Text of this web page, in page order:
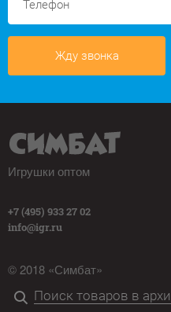
Жду звонка
Игрушки оптом
+7 (495) 933 27 02
info@igr.ru
© 2018 «Симбат»